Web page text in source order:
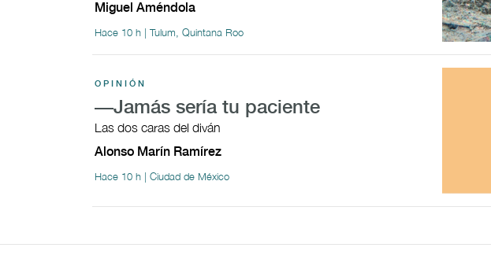
Miguel Améndola
Hace 10 h | Tulum, Quintana Roo
OPINIÓN
—Jamás sería tu paciente
Las dos caras del diván
Alonso Marín Ramírez
Hace 10 h | Ciudad de México